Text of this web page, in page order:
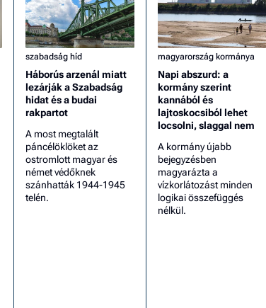
szabadság híd
Háborús arzenál miatt
lezárják a Szabadság
hidat és a budai
rakpartot
A most megtalált
páncélöklöket az
ostromlott magyar és
német védőknek
szánhatták 1944-1945
telén.
magyarország kormánya
Napi abszurd: a
kormány szerint
kannából és
lajtoskocsiból lehet
locsolni, slaggal nem
A kormány újabb
bejegyzésben
magyarázta a
vízkorlátozást minden
logikai összefüggés
nélkül.